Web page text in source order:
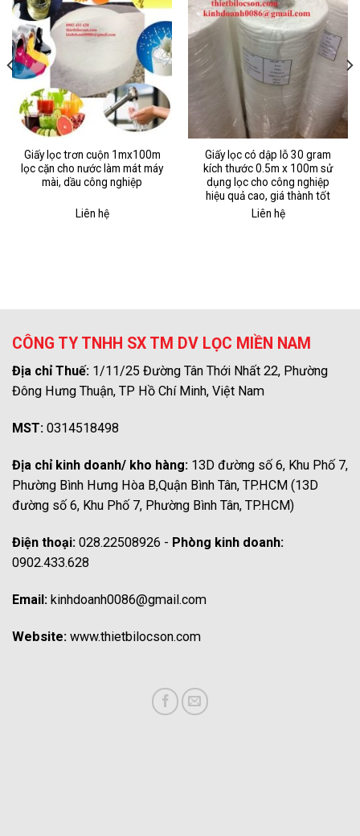
Giấy lọc trơn cuộn 1mx100m
lọc cặn cho nước làm mát máy
mài, dầu công nghiệp
Liên hệ
Giấy lọc có dập lỗ 30 gram
kích thước 0.5m x 100m sử
dụng lọc cho công nghiệp
hiệu quả cao, giá thành tốt
Liên hệ
CÔNG TY TNHH SX TM DV LỌC MIỀN NAM
Địa chỉ Thuế: 1/11/25 Đường Tân Thới Nhất 22, Phường
Đông Hưng Thuận, TP Hồ Chí Minh, Việt Nam
MST: 0314518498
Địa chỉ kinh doanh/ kho hàng: 13D đường số 6, Khu Phố 7,
Phường Bình Hưng Hòa B,Quận Bình Tân, TP.HCM (13D
đường số 6, Khu Phố 7, Phường Bình Tân, TP.HCM)
Điện thoại: 028.22508926 - Phòng kinh doanh:
0902.433.628
Email: kinhdoanh0086@gmail.com
Website: www.thietbilocson.com